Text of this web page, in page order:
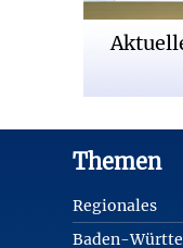
Themen
Regionales
Baden-